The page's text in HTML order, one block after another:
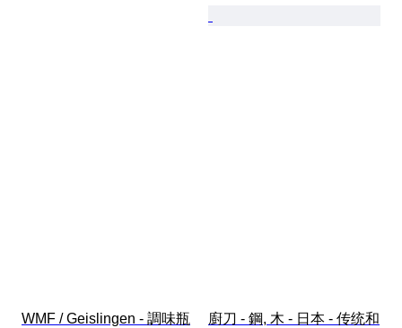
WMF / Geislingen - 調味瓶
廚刀 - 鋼, 木 - 日本 - 传统和